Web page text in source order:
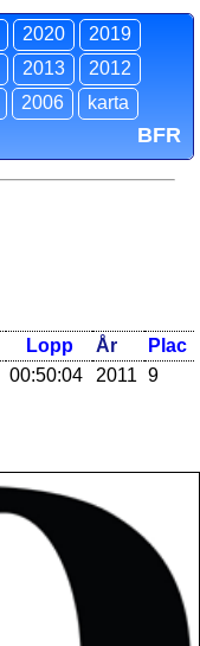
2020
2019
2013
2012
2006
karta
BFR
Lopp År
Plac
00:50:04 2011 9